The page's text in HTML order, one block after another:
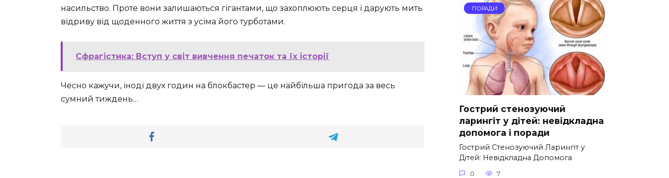
насильство. Проте вони залишаються гігантами, що захоплюють серця і дарують мить
відриву від щоденного життя з усіма його турботами.
Сфрагістика: Вступ у світ вивчення печаток та їх історії
Чесно кажучи, іноді двух годин на блокбастер — це найбільша пригода за весь
сумний тиждень…
ПОРАДИ
Гострий стенозуючий
ларингіт у дітей: невідкладна
допомога і поради
Гострий Стенозуючий Ларингіт у
Дітей: Невідкладна Допомога
0 7